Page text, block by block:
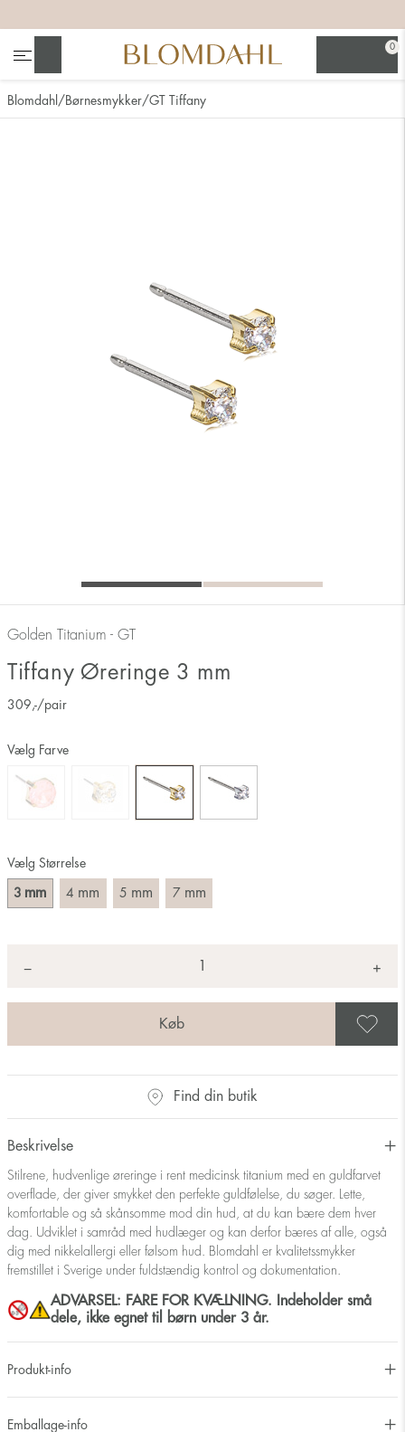
0
Blomdahl Børnesmykker GT Tiffany
Golden Titanium - GT
Tiffany Øreringe 3 mm
309 ,-/pair
Vælg Størrelse
3 mm 4 mm 5 mm 7 mm
Vælg Farve
− +
Find din butik
Beskrivelse
Stilrene, hudvenlige øreringe i rent medicinsk titanium med en guldfarvet
overflade, der giver smykket den perfekte guldfølelse, du søger. Lette,
komfortable og så skånsomme mod din hud, at du kan bære dem hver
dag. Udviklet i samråd med hudlæger og kan derfor bæres af alle, også
dig med nikkelallergi eller følsom hud. Blomdahl er kvalitetssmykker
fremstillet i Sverige under fuldstændig kontrol og dokumentation.
ADVARSEL: FARE FOR KVÆLNING. Indeholder små
dele, ikke egnet til børn under 3 år.
Produkt-info
Emballage-info